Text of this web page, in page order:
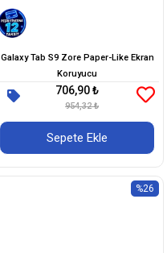
Galaxy Tab S9 Zore Paper-Like Ekran
Koruyucu
706,90 ₺
954,32 ₺
Sepete Ekle
%26